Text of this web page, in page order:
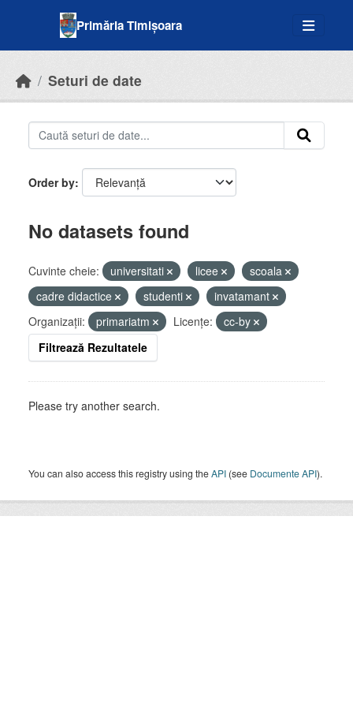
Primăria Timișoara
Seturi de date
Order by
No datasets found
Cuvinte cheie: universitati licee
scoala
cadre didactice
studenti
invatamant
Organizații:
primariatm Licenţe:
cc-by
Filtrează Rezultatele
Please try another search.
You can also access this registry using theAPI (see Documente API).